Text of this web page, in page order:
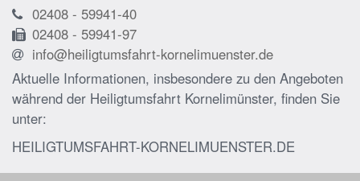
02408 - 59941-40
02408 - 59941-97
info@heiligtumsfahrt-kornelimuenster.de
Aktuelle Informationen, insbesondere zu den Angeboten
während der Heiligtumsfahrt Kornelimünster, finden Sie
unter:
HEILIGTUMSFAHRT-KORNELIMUENSTER.DE